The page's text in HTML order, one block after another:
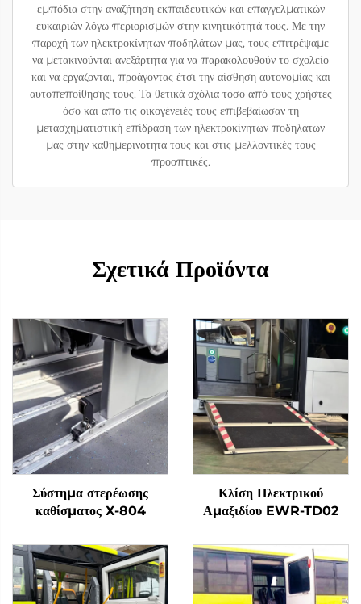
εμπόδια στην αναζήτηση εκπαιδευτικών και επαγγελματικών
ευκαιριών λόγω περιορισμών στην κινητικότητά τους. Με την
παροχή των ηλεκτροκίνητων ποδηλάτων μας, τους επιτρέψαμε
να μετακινούνται ανεξάρτητα για να παρακολουθούν το σχολείο
και να εργάζονται, προάγοντας έτσι την αίσθηση αυτονομίας και
αυτοπεποίθησής τους. Τα θετικά σχόλια τόσο από τους χρήστες
όσο και από τις οικογένειές τους επιβεβαίωσαν τη
μετασχηματιστική επίδραση των ηλεκτροκίνητων ποδηλάτων
μας στην καθημερινότητά τους και στις μελλοντικές τους
προοπτικές.
Σχετικά Προϊόντα
Σύστημα στερέωσης
καθίσματος X-804
Κλίση Ηλεκτρικού
Αμαξιδίου EWR-TD02